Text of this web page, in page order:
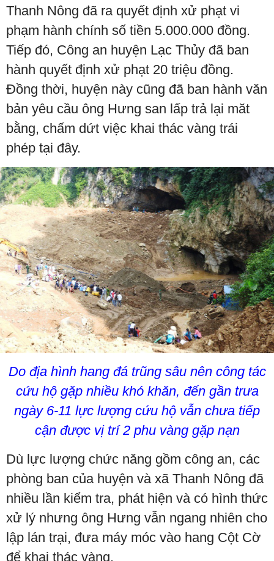
Thanh Nông đã ra quyết định xử phạt vi
phạm hành chính số tiền 5.000.000 đồng.
Tiếp đó, Công an huyện Lạc Thủy đã ban
hành quyết định xử phạt 20 triệu đồng.
Đồng thời, huyện này cũng đã ban hành văn
bản yêu cầu ông Hưng san lấp trả lại măt
bằng, chấm dứt việc khai thác vàng trái
phép tại đây.
Do địa hình hang đá trũng sâu nên công tác
cứu hộ gặp nhiều khó khăn, đến gần trưa
ngày 6-11 lực lượng cứu hộ vẫn chưa tiếp
cận được vị trí 2 phu vàng gặp nạn
Dù lực lượng chức năng gồm công an, các
phòng ban của huyện và xã Thanh Nông đã
nhiều lần kiểm tra, phát hiện và có hình thức
xử lý nhưng ông Hưng vẫn ngang nhiên cho
lập lán trại, đưa máy móc vào hang Cột Cờ
để khai thác vàng.